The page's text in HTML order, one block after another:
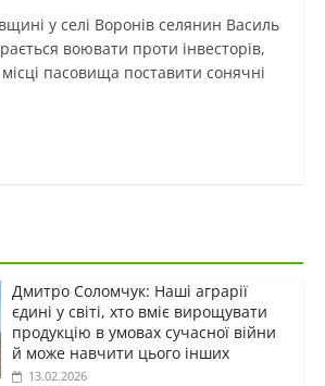
у селі Воронів селянин Василь
воювати проти інвесторів,
пасовища поставити сонячні
Дмитро Соломчук: Наші аграрії
єдині у світі, хто вміє вирощувати
продукцію в умовах сучасної війни
й може навчити цього інших
13.02.2026